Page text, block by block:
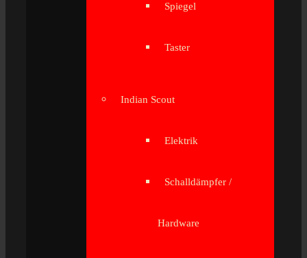
Spiegel
Taster
Indian Scout
Elektrik
Schalldämpfer /
Hardware